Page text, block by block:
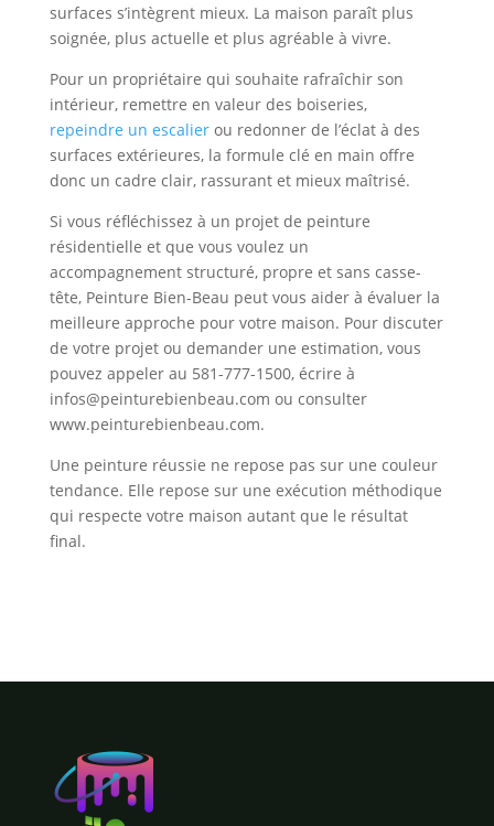
surfaces s’intègrent mieux. La maison paraît plus
soignée, plus actuelle et plus agréable à vivre.
Pour un propriétaire qui souhaite rafraîchir son
intérieur, remettre en valeur des boiseries,
repeindre un escalierou redonner de l’éclat à des
surfaces extérieures, la formule clé en main offre
donc un cadre clair, rassurant et mieux maîtrisé.
Si vous réfléchissez à un projet de peinture
résidentielle et que vous voulez un
accompagnement structuré, propre et sans casse-
tête, Peinture Bien-Beau peut vous aider à évaluer la
meilleure approche pour votre maison. Pour discuter
de votre projet ou demander une estimation, vous
pouvez appeler au 581-777-1500, écrire à
infos@peinturebienbeau.com ou consulter
www.peinturebienbeau.com.
Une peinture réussie ne repose pas sur une couleur
tendance. Elle repose sur une exécution méthodique
qui respecte votre maison autant que le résultat
final.